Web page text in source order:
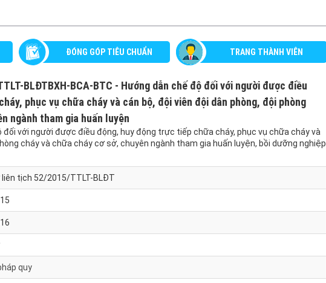
ĐÓNG GÓP TIÊU CHUẨN TRANG THÀNH VIÊN
BLĐTBXH-BCA-BTC - Hướng dẫn chế độ đối với người được điều
phục vụ chữa cháy và cán bộ, đội viên đội dân phòng, đội phòng
ngành tham gia huấn luyện
với người được điều động, huy động trực tiếp chữa cháy, phục vụ chữa cháy và
cháy và chữa cháy cơ sở, chuyên ngành tham gia huấn luyện, bồi dưỡng nghiệp
tịch 52/2015/TTLT-BLĐT
quy